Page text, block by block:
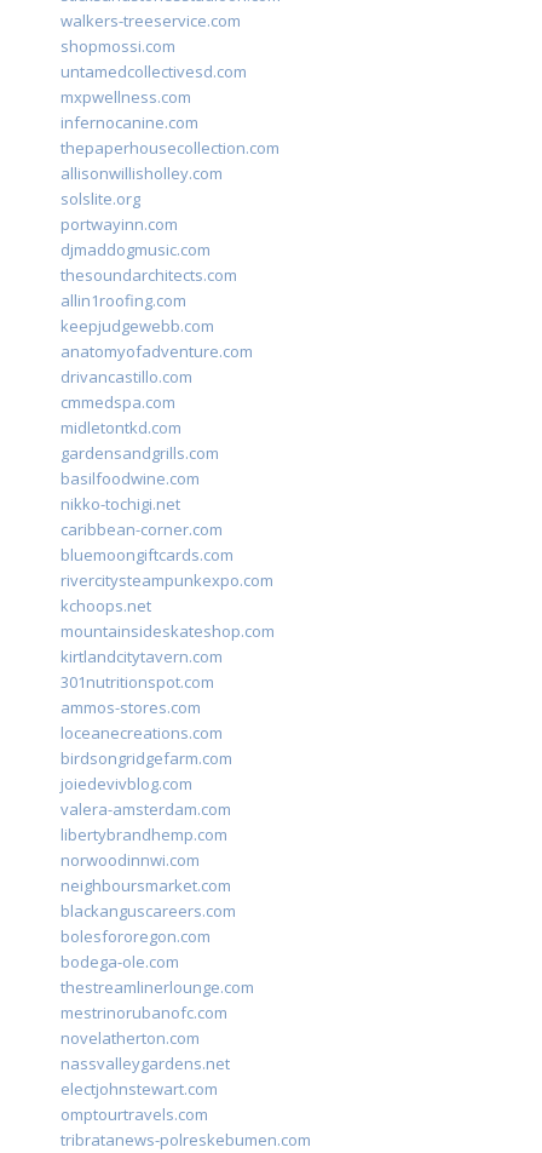
walkers-treeservice.com
shopmossi.com
untamedcollectivesd.com
mxpwellness.com
infernocanine.com
thepaperhousecollection.com
allisonwillisholley.com
solslite.org
portwayinn.com
djmaddogmusic.com
thesoundarchitects.com
allin1roofing.com
keepjudgewebb.com
anatomyofadventure.com
drivancastillo.com
cmmedspa.com
midletontkd.com
gardensandgrills.com
basilfoodwine.com
nikko-tochigi.net
caribbean-corner.com
bluemoongiftcards.com
rivercitysteampunkexpo.com
kchoops.net
mountainsideskateshop.com
kirtlandcitytavern.com
301nutritionspot.com
ammos-stores.com
loceanecreations.com
birdsongridgefarm.com
joiedevivblog.com
valera-amsterdam.com
libertybrandhemp.com
norwoodinnwi.com
neighboursmarket.com
blackanguscareers.com
bolesfororegon.com
bodega-ole.com
thestreamlinerlounge.com
mestrinorubanofc.com
novelatherton.com
nassvalleygardens.net
electjohnstewart.com
omptourtravels.com
tribratanews-polreskebumen.com